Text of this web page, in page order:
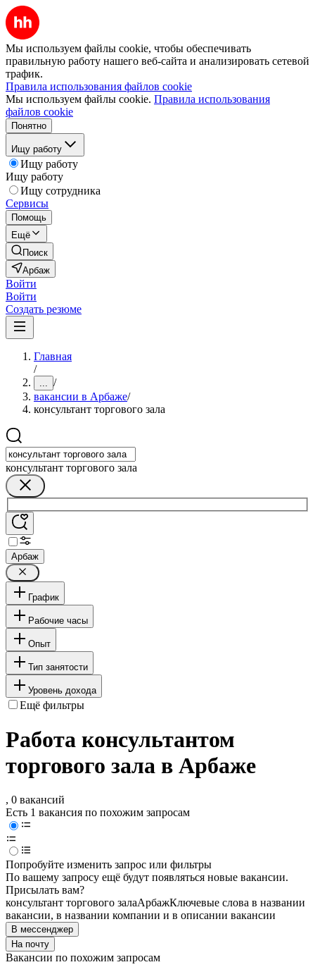
Мы используем файлы cookie, чтобы обеспечивать
правильную работу нашего веб-сайта и анализировать сетевой
трафик.
Правила использования файлов cookie
Мы используем файлы cookie. Правила использования
файлов cookie
Понятно
Ищу работу
Ищу работу
Ищу работу
Ищу сотрудника
Сервисы
Помощь
Ещё
Поиск
Арбаж
Войти
Войти
Создать резюме
Главная
/
... /
вакансии в Арбаже/
консультант торгового зала
консультант торгового зала
Арбаж
График
Рабочие часы
Опыт
Тип занятости
Уровень дохода
Ещё фильтры
Работа консультантом
торгового зала в Арбаже
, 0 вакансий
Есть 1 вакансия по похожим запросам
Попробуйте изменить запрос или фильтры
По вашему запросу ещё будут появляться новые вакансии.
Присылать вам?
консультант торгового залаАрбажКлючевые слова в названии
вакансии, в названии компании и в описании вакансии
В мессенджер
На почту
Вакансии по похожим запросам